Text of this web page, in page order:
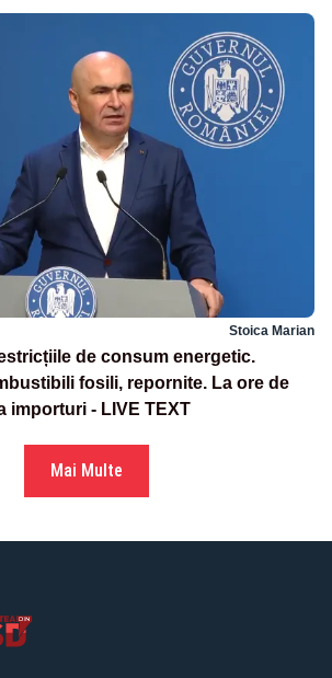
Stoica Marian
de consum energetic.
fosili, repornite. La ore de
importuri - LIVE TEXT
Mai Multe